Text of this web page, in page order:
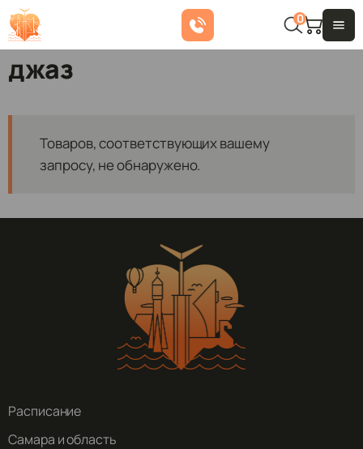
0
джаз
Товаров, соответствующих вашему
запросу, не обнаружено.
Расписание
Самара и область